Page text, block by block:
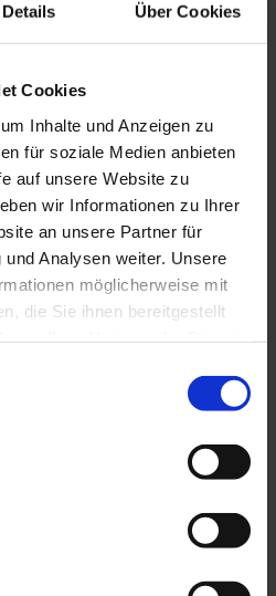
Details Über Cookies
Cookies
Inhalte und Anzeigen zu
für soziale Medien anbieten
auf unsere Website zu
wir Informationen zu Ihrer
an unsere Partner für
Analysen weiter. Unsere
möglicherweise mit
die Sie ihnen bereitgestellt
Webseite weiterhin nutzen.
6 SK
7
7 SK
PP